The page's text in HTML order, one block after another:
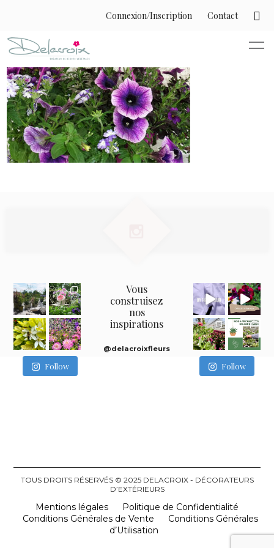
Connexion/Inscription Contact
Follow
Vous
construisez
nos
inspirations
@delacroixfleurs
Follow
TOUS DROITS RÉSERVÉS © 2025 DELACROIX - DÉCORATEURS
D’EXTÉRIEURS
Mentions légales
Politique de Confidentialité
Conditions Générales de Vente
Conditions Générales
d’Utilisation